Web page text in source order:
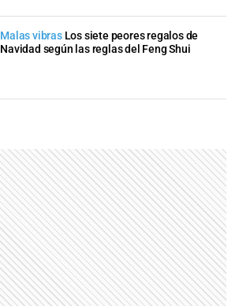
Malas vibras Los siete peores regalos de
Navidad según las reglas del Feng Shui